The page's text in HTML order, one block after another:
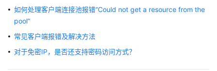
口
品
介
如何处理客户端连接池报错“Could not get a resource from the
pool”
常见客户端报错及解决方法
对于免密IP，是否还支持密码访问方式？